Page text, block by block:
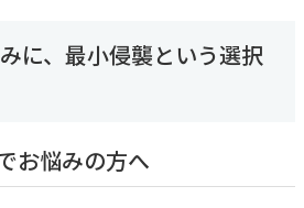
に、最小侵襲という選択
お悩みの方へ